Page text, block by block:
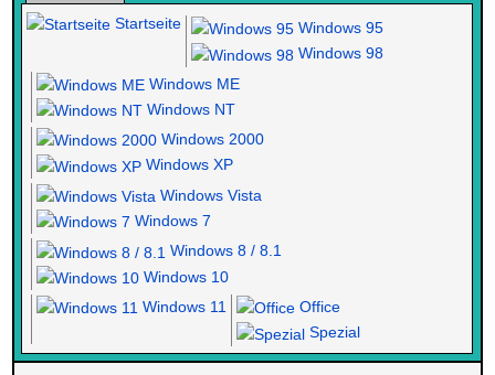
Startseite
Windows 95
Windows 98
Windows ME
Windows NT
Windows 2000
Windows XP
Windows Vista
Windows 7
Windows 8 / 8.1
Windows 10
Windows 11
Office
Spezial